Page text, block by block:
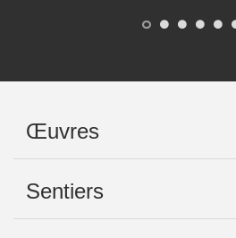
Œuvres
Sentiers